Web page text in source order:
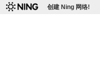
创建 Ning 网络!